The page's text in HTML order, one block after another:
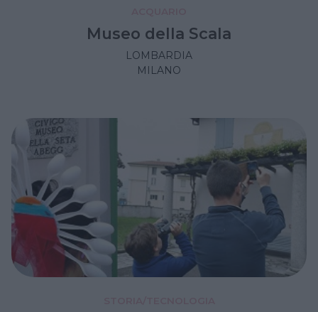
Museo della Scala
LOMBARDIA
MILANO